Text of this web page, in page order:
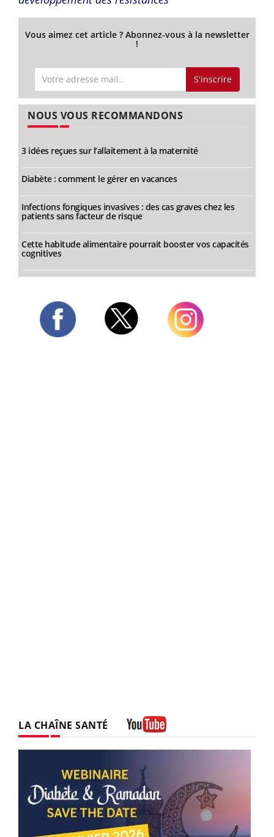
Vous aimez cet article ? Abonnez-vous à la newsletter
!
S'inscrire
NOUS VOUS RECOMMANDONS
3 idées reçues sur l’allaitement à la maternité
Diabète : comment le gérer en vacances
Infections fongiques invasives : des cas graves chez les
patients sans facteur de risque
Cette habitude alimentaire pourrait booster vos capacités
cognitives
LA CHAÎNE SANTÉ